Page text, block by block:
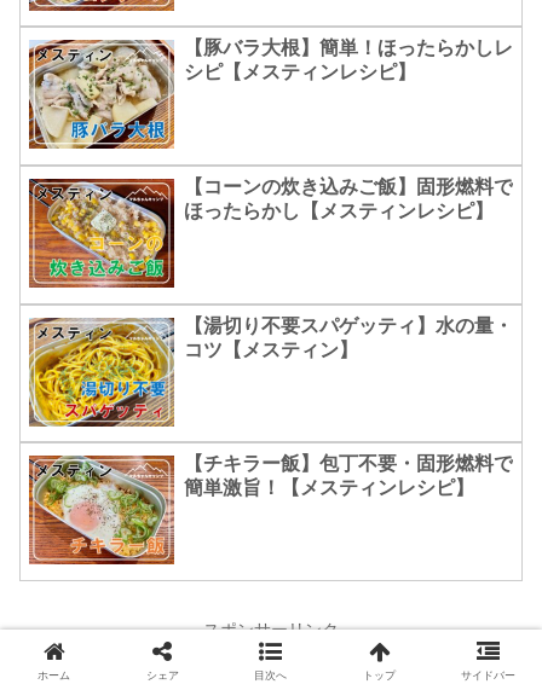
【豚バラ大根】簡単！ほったらかしレ
シピ【メスティンレシピ】
【コーンの炊き込みご飯】固形燃料で
ほったらかし【メスティンレシピ】
【湯切り不要スパゲッティ】水の量・
コツ【メスティン】
【チキラー飯】包丁不要・固形燃料で
簡単激旨！【メスティンレシピ】
スポンサーリンク
ホーム シェア 目次へ トップ サイドバー